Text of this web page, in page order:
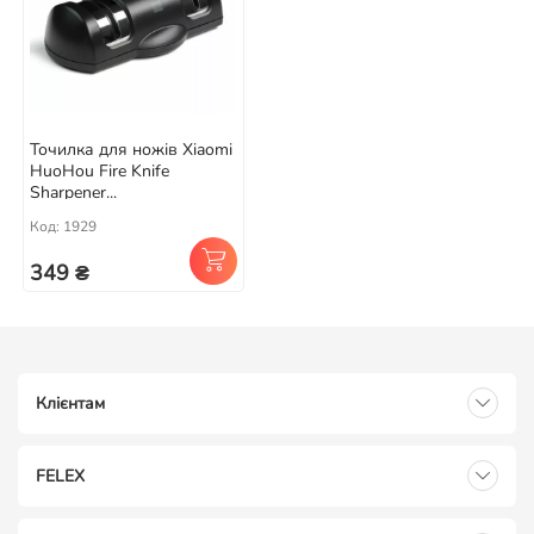
Точилка для ножів Xiaomi
HuoHou Fire Knife
Sharpener...
Код: 1929
349 ₴
Клієнтам
FELEX